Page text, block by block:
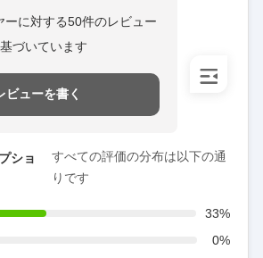
ーに対する50件のレビュー
づいています
ビューを書く
ショ
すべての評価の分布は以下の通
りです
33%
0%